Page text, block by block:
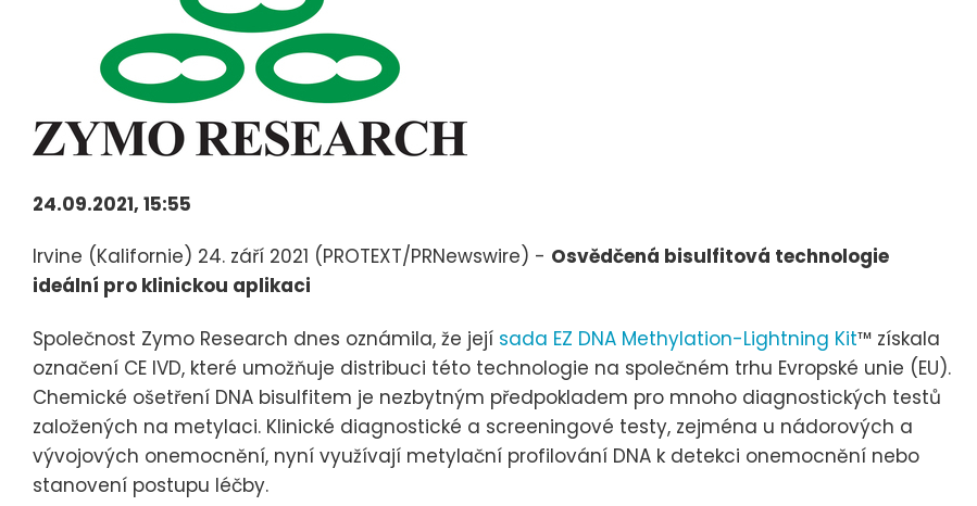
24.09.2021, 15:55
Irvine (Kalifornie) 24. září 2021 (PROTEXT/PRNewswire) - Osvědčená bisulfitová technologie
ideální pro klinickou aplikaci
Společnost Zymo Research dnes oznámila, že její sada EZ DNA Methylation-Lightning Kit™ získala
označení CE IVD, které umožňuje distribuci této technologie na společném trhu Evropské unie (EU).
Chemické ošetření DNA bisulfitem je nezbytným předpokladem pro mnoho diagnostických testů
založených na metylaci. Klinické diagnostické a screeningové testy, zejména u nádorových a
vývojových onemocnění, nyní využívají metylační profilování DNA k detekci onemocnění nebo
stanovení postupu léčby.